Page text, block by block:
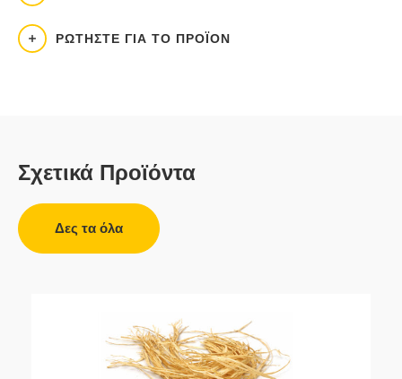
ΡΩΤΉΣΤΕ ΓΙΑ ΤΟ ΠΡΟΪΌΝ
Σχετικά Προϊόντα
Δες τα όλα